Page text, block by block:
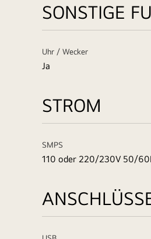
SONSTIGE
Uhr / Wecker
Ja
STROM
SMPS
110 oder 220/230V 50/